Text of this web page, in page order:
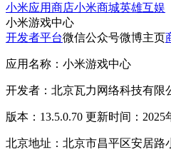
小米应用商店小米商城英雄互娱
小米游戏中心
开发者平台微信公众号微博主页
应用名称：小米游戏中心
开发者：北京瓦力网络科技有限
版本：13.5.0.70 更新时间：2025
北京地址：北京市昌平区安居路